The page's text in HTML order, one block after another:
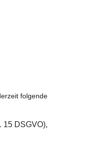
folgende
15 DSGVO),